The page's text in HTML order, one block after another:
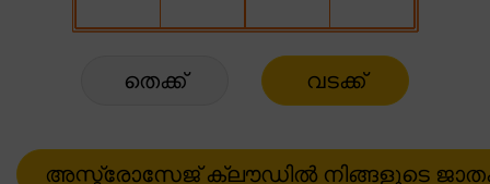
തെക്ക് വടക്ക്